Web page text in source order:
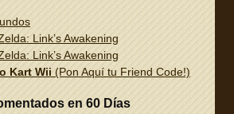
Link’s Awakening
Link’s Awakening
Kart Wii (Pon Aquí tu Friend Code!)
en 60 Días